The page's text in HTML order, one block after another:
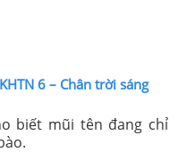
6 – Chân trời sáng
biết mũi tên đang chỉ